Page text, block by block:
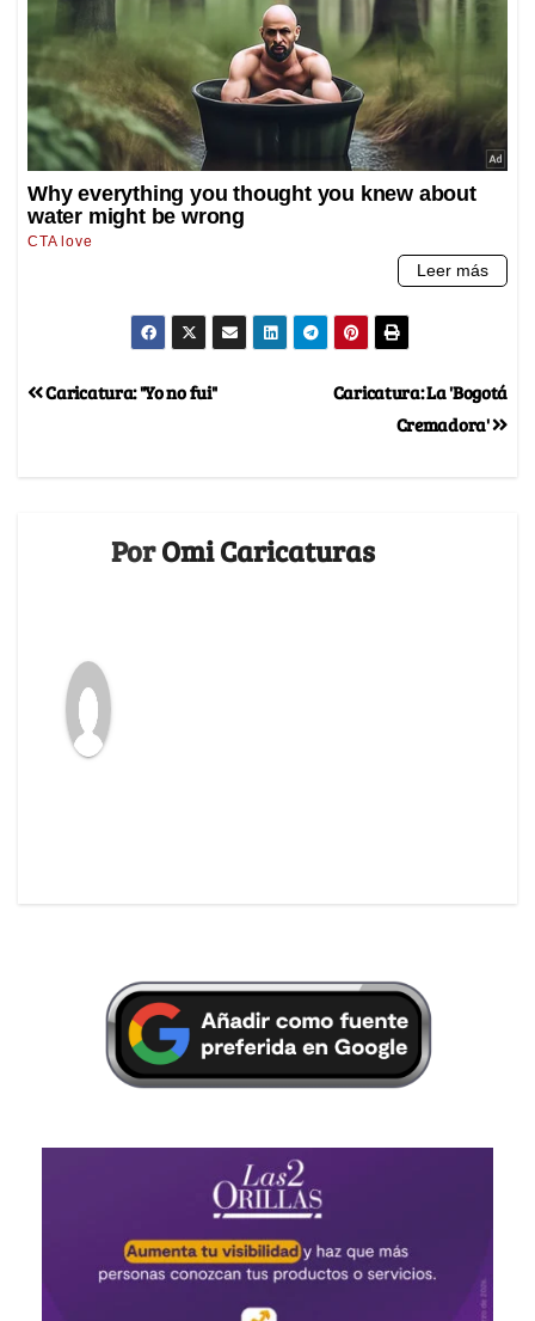
Caricatura: La 'Bogotá
Cremadora'
Caricatura: "Yo no fui"
PorOmi Caricaturas